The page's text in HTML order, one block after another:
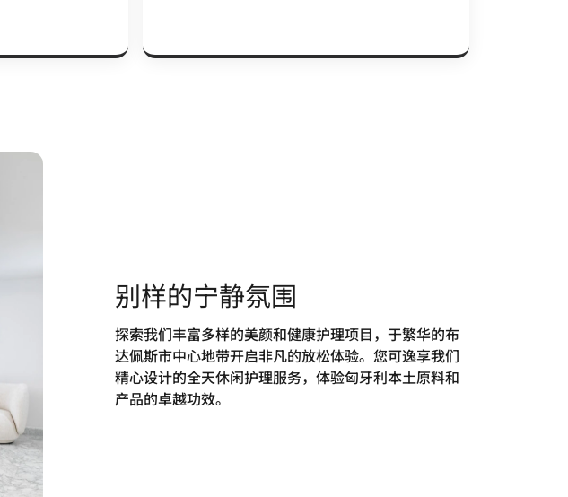
别样的宁静氛围
探索我们丰富多样的美颜和健康护理项目，于繁华的布
达佩斯市中心地带开启非凡的放松体验。您可逸享我们
精心设计的全天休闲护理服务，体验匈牙利本土原料和
产品的卓越功效。